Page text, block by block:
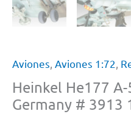
Aviones Aviones 1:72
Heinkel He177
Germany # 3913